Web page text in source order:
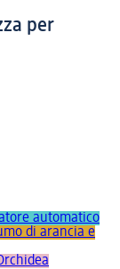
per
automatico
di arancia e